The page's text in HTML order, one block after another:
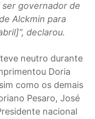
governador de
Alckmin para
declarou.
neutro durante
Doria
como os demais
Pesaro, José
nacional